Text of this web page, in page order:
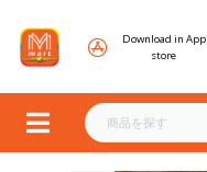
Download in App
store